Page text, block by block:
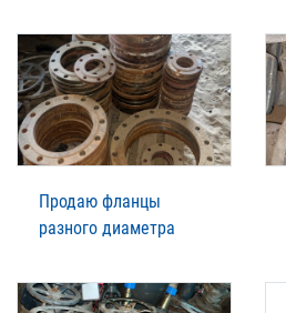
Продаю фланцы
разного диаметра